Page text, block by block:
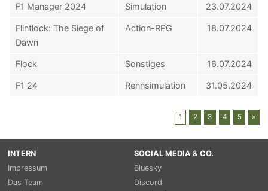
F1 Manager 2024 Simulation 23.07.2024
Flintlock: The Siege of
Dawn
Action-RPG 18.07.2024
Flock Sonstiges 16.07.2024
F1 24 Rennsimulation 31.05.2024
1 2 3 4 5 »
INTERN
Impressum
Das Team
SOCIAL MEDIA & CO.
Bluesky
Discord